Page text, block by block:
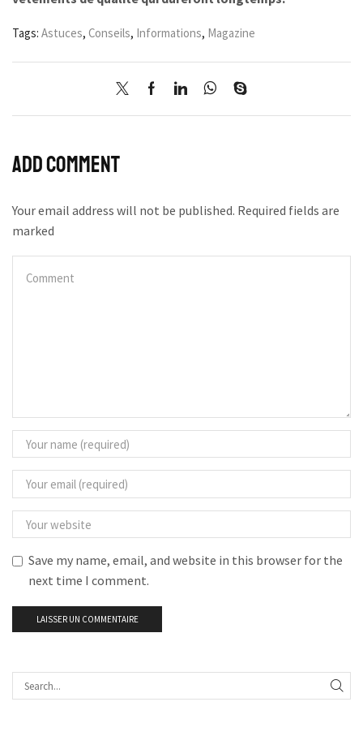
Tags: Astuces, Conseils, Informations, Magazine
Add comment
Your email address will not be published. Required fields are
marked
Save my name, email, and website in this browser for the
next time I comment.